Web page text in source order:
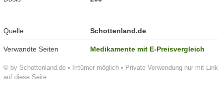
© by Schottenland.de • Irrtümer möglich • Private Verwendung nur mit Link
auf diese Seite
Quelle Schottenland.de
Verwandte Seiten Medikamente mit E-Preisvergleich